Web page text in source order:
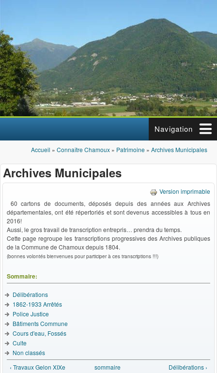
Navigation
Vous êtes ici
Accueil » Connaître Chamoux » Patrimoine » Archives Municipales
Archives Municipales
Version imprimable
60 cartons de documents, déposés depuis des années aux Archives
départementales, ont été répertoriés et sont devenus accessibles à tous en
2016!
Aussi, le gros travail de transcription entrepris… prendra du temps.
Cette page regroupe les transcriptions progressives des Archives publiques
de la Commune de Chamoux depuis 1804.
(bonnes volontés bienvenues pour participer à ces transcriptions !!!)
Sommaire:
Délibérations
1862-1933 Arrêtés
Police Justice
Bâtiments Commune
Cours d'eau, Fossés
Culte
Non classés
‹ Travaux Gelon XIXe
sommaire Délibérations ›